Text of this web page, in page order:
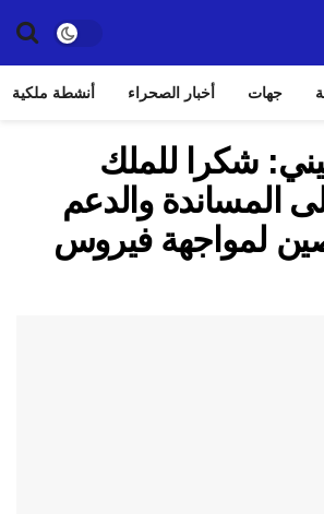
جهات أخبار الصحراء أنشطة ملكية
شكرا للملك
المساندة والدعم
لمواجهة فيروس